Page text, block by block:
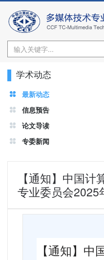
学术动态
最新动态
信息预告
论文导读
专委新闻
【通知】中国
专业委员会2025
【通知】中